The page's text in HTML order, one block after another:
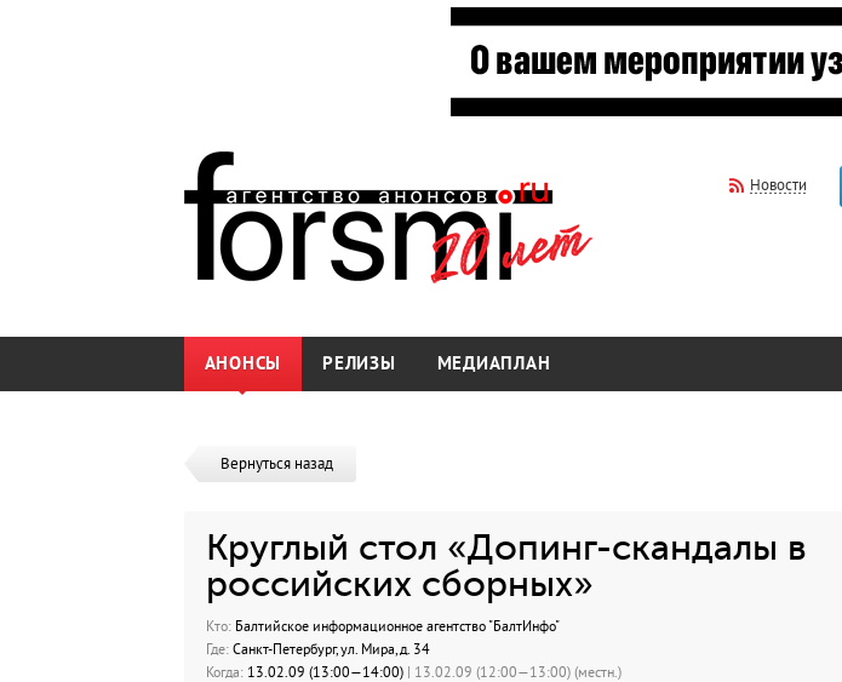
Новости
АНОНСЫ РЕЛИЗЫ МЕДИАПЛАН
Вернуться назад
Круглый стол «Допинг-скандалы в
российских сборных»
Кто:Балтийское информационное агентство "БалтИнфо"
Где:Санкт-Петербург, ул. Мира, д. 34
Когда:13.02.09 (13:00—14:00) | 13.02.09 (12:00—13:00) (местн.)